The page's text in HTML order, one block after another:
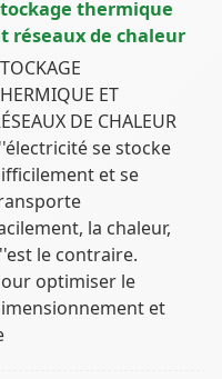
thermique
réseaux de chaleur
ET
DE CHALEUR
se stocke
et se
la chaleur,
le contraire.
optimiser le
et